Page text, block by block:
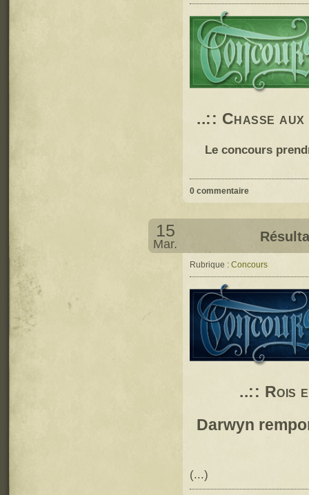
..:: Chasse
Le concours
0 commentaire
15
Mar.
Rubrique : Concours
..:: Rois
Darwyn
(...)